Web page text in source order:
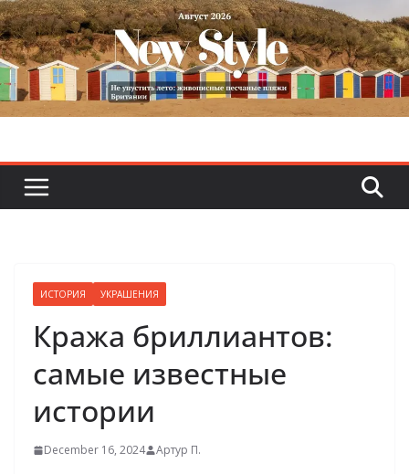
Skip
to
content
ИСТОРИЯ УКРАШЕНИЯ
Кража бриллиантов:
самые известные
истории
December 16, 2024 Артур П.